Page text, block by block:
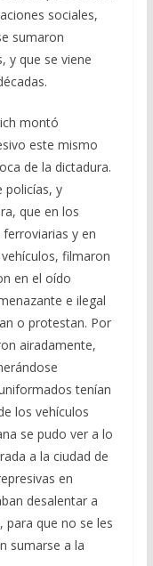
sociales,
sumaron
y que se viene
montó
este mismo
de la dictadura.
policías, y
que en los
y en
filmaron
en el oído
e ilegal
o protestan. Por
airadamente,
tenían
los vehículos
se pudo ver a lo
a la ciudad de
en
desalentar a
para que no se les
sumarse a la